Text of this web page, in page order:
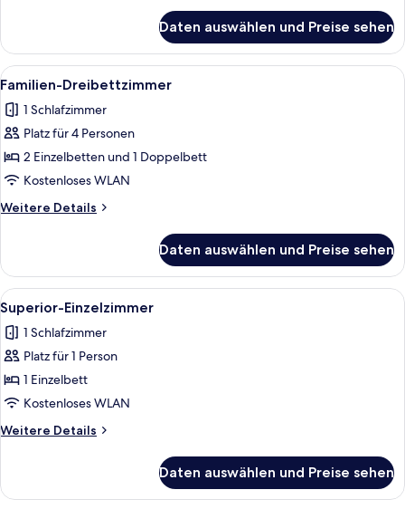
Doppelzimmer
Daten auswählen und Preise sehen
Alle
Fotos
für
Familien-
Dreibettzimmer
anzeigen
Ein Schlafraum mit Etagenbetten,
28
Familien-Dreibettzimmer
1 Schlafzimmer
Platz für 4 Personen
2 Einzelbetten und 1 Doppelbett
Kostenloses WLAN
Weitere Details
Weitere
Dreibettzimmer
Daten auswählen und Preise sehen
Alle
Fotos
für
Superior-
Einzelzimmer
anzeigen
Ein modernes Hotelzimmer mit
26
Superior-Einzelzimmer
1 Schlafzimmer
Platz für 1 Person
1 Einzelbett
Kostenloses WLAN
Weitere Details
Weitere
Einzelzimmer
Daten auswählen und Preise sehen